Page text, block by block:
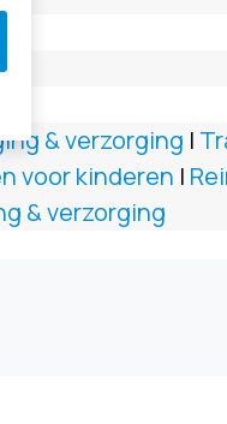
& verzorging |
voor kinderen |
& verzorging